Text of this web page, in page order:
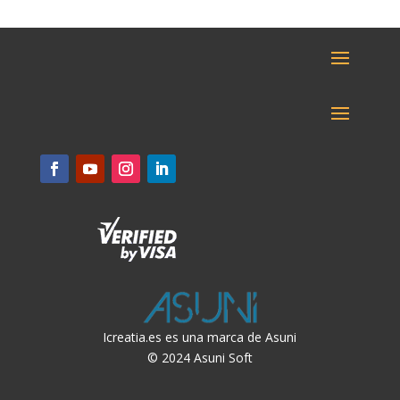
era:
es:
Icreatia.es es una marca de Asuni
© 2024 Asuni Soft